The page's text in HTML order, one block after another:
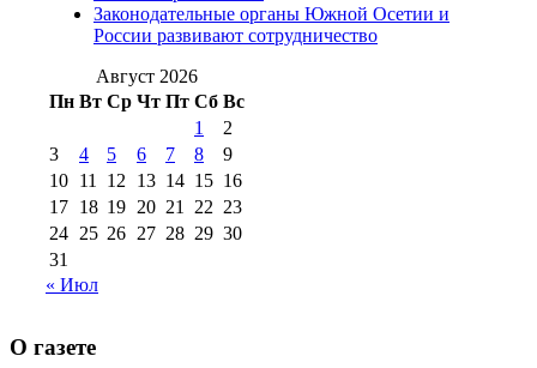
августа 2012 г(14) №98+99 11 июля
2017 г(9)
№99 4 августа
2016 г(12) №99 8 июля 2014 г
августа 2012 г(11)
августа 2013 г
(12)
Законодательные органы Южной Осетии и
России развивают сотрудничество
Август 2026
Пн Вт Ср Чт Пт Сб Вс
1
2
3
4 5 6 7 8
9
10 11 12 13 14 15 16
17 18 19 20 21 22 23
24 25 26 27 28 29 30
31
« Июл
О газете